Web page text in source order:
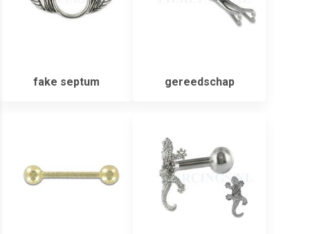
fake septum gereedschap